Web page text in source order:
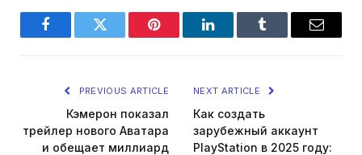
FacebookTwitter Pinterest LinkedInTumblr Email
PREVIOUS ARTICLE
Кэмерон показал
трейлер нового Аватара
и обещает миллиард
NEXT ARTICLE
Как создать
зарубежный аккаунт
PlayStation в 2025 году: